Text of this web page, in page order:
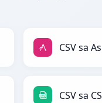
CSV sa
CSV sa